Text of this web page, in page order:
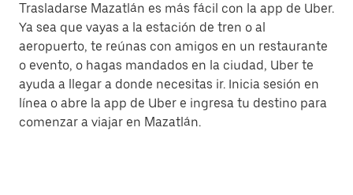
Trasladarse Mazatlán es más fácil con la app de Uber.
Ya sea que vayas a la estación de tren o al
aeropuerto, te reúnas con amigos en un restaurante
o evento, o hagas mandados en la ciudad, Uber te
ayuda a llegar a donde necesitas ir. Inicia sesión en
línea o abre la app de Uber e ingresa tu destino para
comenzar a viajar en Mazatlán.